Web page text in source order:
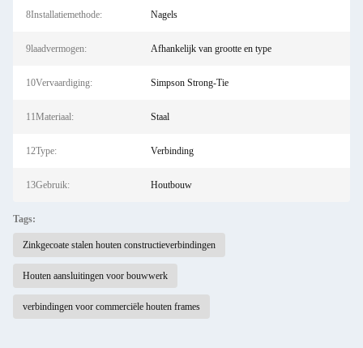
8Installatiemethode: Nagels
9laadvermogen: Afhankelijk van grootte en type
10Vervaardiging: Simpson Strong-Tie
11Materiaal: Staal
12Type: Verbinding
13Gebruik: Houtbouw
Tags:
Zinkgecoate stalen houten constructieverbindingen
Houten aansluitingen voor bouwwerk
verbindingen voor commerciële houten frames